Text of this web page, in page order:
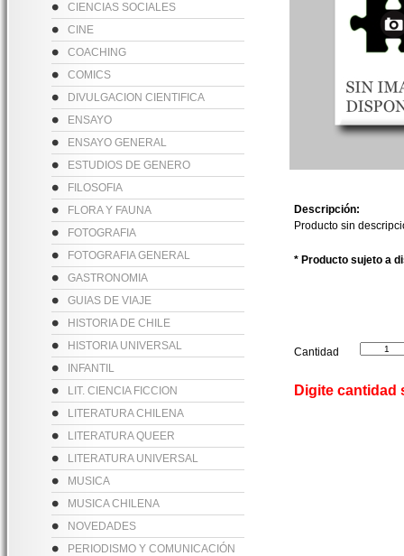
CIENCIAS SOCIALES
CINE
COACHING
COMICS
DIVULGACION CIENTIFICA
ENSAYO
ENSAYO GENERAL
ESTUDIOS DE GENERO
FILOSOFIA
FLORA Y FAUNA
FOTOGRAFIA
FOTOGRAFIA GENERAL
GASTRONOMIA
GUIAS DE VIAJE
HISTORIA DE CHILE
HISTORIA UNIVERSAL
INFANTIL
LIT. CIENCIA FICCION
LITERATURA CHILENA
LITERATURA QUEER
LITERATURA UNIVERSAL
MUSICA
MUSICA CHILENA
NOVEDADES
PERIODISMO Y COMUNICACIÓN
Descripción:
Producto sin
* Producto sujeto a
Cantidad
Digite